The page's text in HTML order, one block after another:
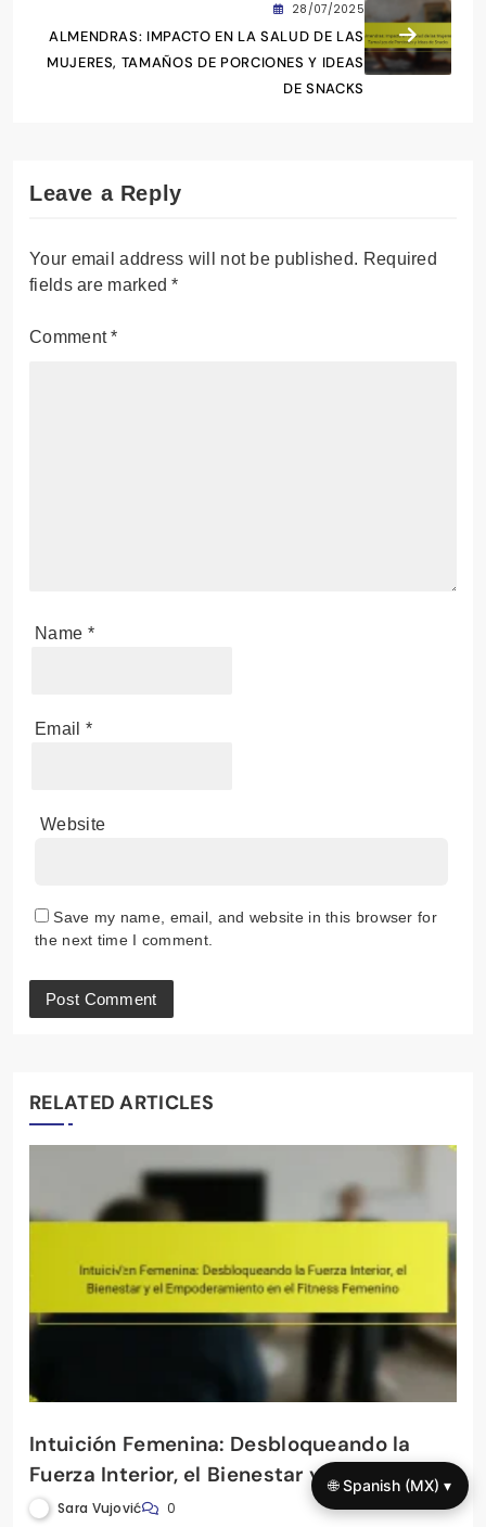
28/07/2025
ALMENDRAS: IMPACTO EN LA SALUD DE LAS
MUJERES, TAMAÑOS DE PORCIONES Y IDEAS
DE SNACKS
Leave a Reply
Your email address will not be published. Required
fields are marked*
Comment*
Name *
Email *
Website
Save my name, email, and website in this browser for
the next time I comment.
RELATED ARTICLES
Intuición Femenina: Desbloqueando la
Fuerza Interior, el Bienestar y el
Empoderamiento en el Fitness Femenino
Sara Vujović 0
🌐 Spanish (MX) ▾